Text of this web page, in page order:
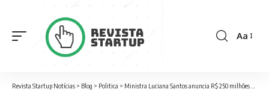
Font
Aa
Revista Startup Notícias > Blog > Politica > Ministra Luciana Santos anuncia R$ 250 milhões para recuperar e preservar patrimônio